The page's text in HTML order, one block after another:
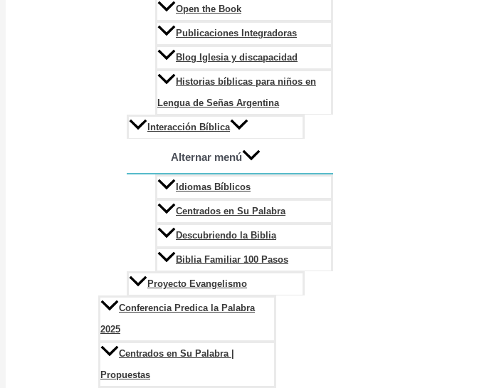
Open the Book
Publicaciones Integradoras
Blog Iglesia y discapacidad
Historias bíblicas para niños en
Lengua de Señas Argentina
Interacción Bíblica
Alternar menú
Idiomas Bíblicos
Centrados en Su Palabra
Descubriendo la Biblia
Biblia Familiar 100 Pasos
Proyecto Evangelismo
Conferencia Predica la Palabra
2025
Centrados en Su Palabra |
Propuestas